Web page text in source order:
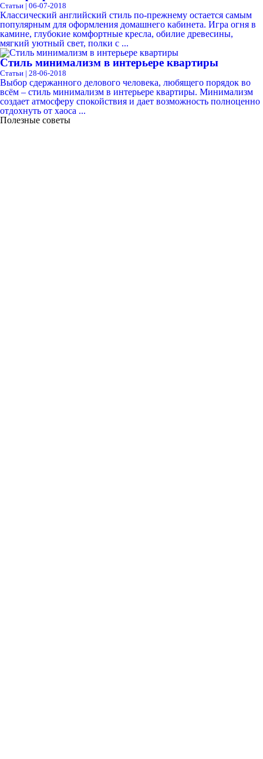
Статьи | 06-07-2018
Классический английский стиль по-прежнему остается самым
популярным для оформления домашнего кабинета. Игра огня в
камине, глубокие комфортные кресла, обилие древесины,
мягкий уютный свет, полки с ...
Стиль минимализм в интерьере квартиры
Статьи | 28-06-2018
Выбор сдержанного делового человека, любящего порядок во
всём – стиль минимализм в интерьере квартиры. Минимализм
создает атмосферу спокойствия и дает возможность полноценно
отдохнуть от хаоса ...
Полезные советы